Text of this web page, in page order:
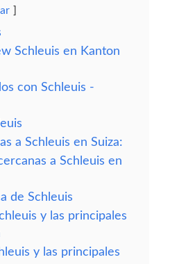
Schleuis en Kanton
con Schleuis -
a Schleuis en Suiza:
a Schleuis en
de Schleuis
y las principales
y las principales